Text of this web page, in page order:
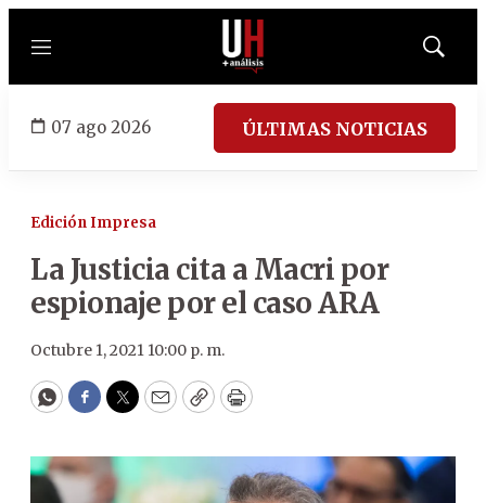
Menú
Mostrar
07 ago 2026 ÚLTIMAS NOTICIAS
Edición Impresa
La Justicia cita a Macri por
espionaje por el caso ARA
Octubre 1, 2021 10:00 p. m.
WhatsApp
Facebook
Twitter
EmailCopyPrint